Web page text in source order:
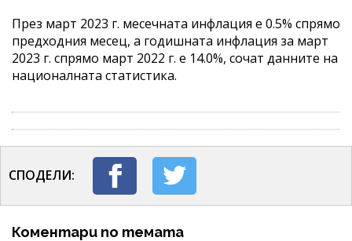
През март 2023 г. месечната инфлация е 0.5% спрямо
предходния месец, а годишната инфлация за март
2023 г. спрямо март 2022 г. е 14.0%, сочат данните на
националната статистика.
СПОДЕЛИ:
Коментари по темата